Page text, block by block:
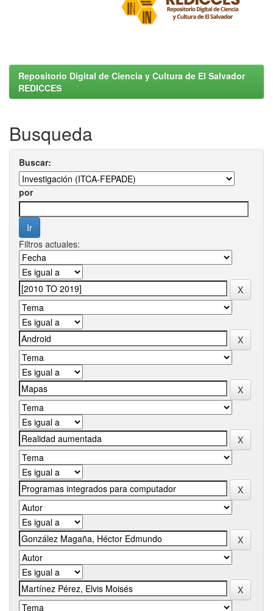
Repositorio Digital de Ciencia y Cultura de El Salvador
REDICCES
Busqueda
Buscar:
por
Filtros actuales: